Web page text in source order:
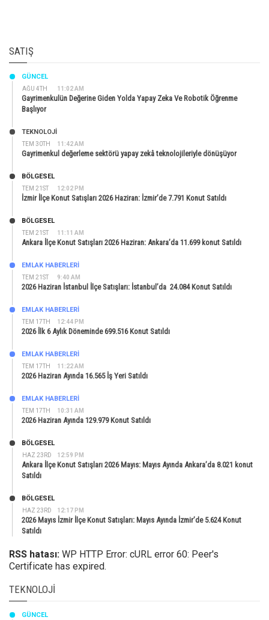
SATIŞ
AĞU 4TH 11:02 AM
GÜNCEL
Gayrimenkulün Değerine Giden Yolda Yapay Zeka Ve Robotik Öğrenme
Başlıyor
TEM 30TH 11:42 AM
TEKNOLOJİ
Gayrimenkul değerleme sektörü yapay zekâ teknolojileriyle dönüşüyor
TEM 21ST 12:02 PM
BÖLGESEL
İzmir İlçe Konut Satışları 2026 Haziran: İzmir’de 7.791 Konut Satıldı
TEM 21ST 11:11 AM
BÖLGESEL
Ankara İlçe Konut Satışları 2026 Haziran: Ankara’da 11.699 konut Satıldı
TEM 21ST 9:40 AM
EMLAK HABERLERI
2026 Haziran İstanbul İlçe Satışları: İstanbul’da 24.084 Konut Satıldı
TEM 17TH 12:44 PM
EMLAK HABERLERI
2026 İlk 6 Aylık Döneminde 699.516 Konut Satıldı
TEM 17TH 11:22 AM
EMLAK HABERLERI
2026 Haziran Ayında 16.565 İş Yeri Satıldı
TEM 17TH 10:31 AM
EMLAK HABERLERI
2026 Haziran Ayında 129.979 Konut Satıldı
HAZ 23RD 12:59 PM
BÖLGESEL
Ankara İlçe Konut Satışları 2026 Mayıs: Mayıs Ayında Ankara’da 8.021 konut
Satıldı
HAZ 23RD 12:17 PM
BÖLGESEL
2026 Mayıs İzmir İlçe Konut Satışları: Mayıs Ayında İzmir’de 5.624 Konut
Satıldı
RSS hatası: WP HTTP Error: cURL error 60: Peer's
Certificate has expired.
TEKNOLOJI
GÜNCEL